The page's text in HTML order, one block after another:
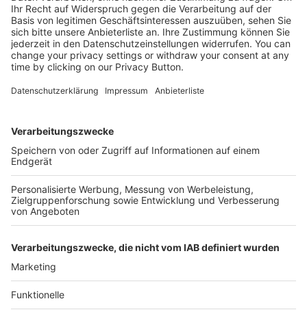
Kostenlose Rücksendung bis zu 14 Tage nach
Bestelleingang (innerhalb Deutschlands).
Versandkosten.
Der Bestellprozess ist mit Hilfe eines SSL-
SERVICE HOTLINE
SHOP SERVICE